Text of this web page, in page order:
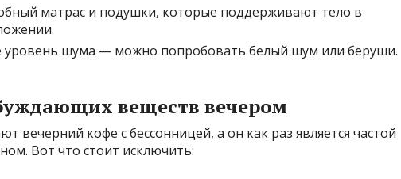
матрас и подушки, которые поддерживают тело в
шума — можно попробовать белый шум или беруши.
веществ вечером
вечерний кофе с бессонницей, а он как раз является частой
Вот что стоит исключить: